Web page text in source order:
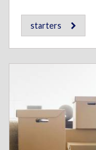
starters